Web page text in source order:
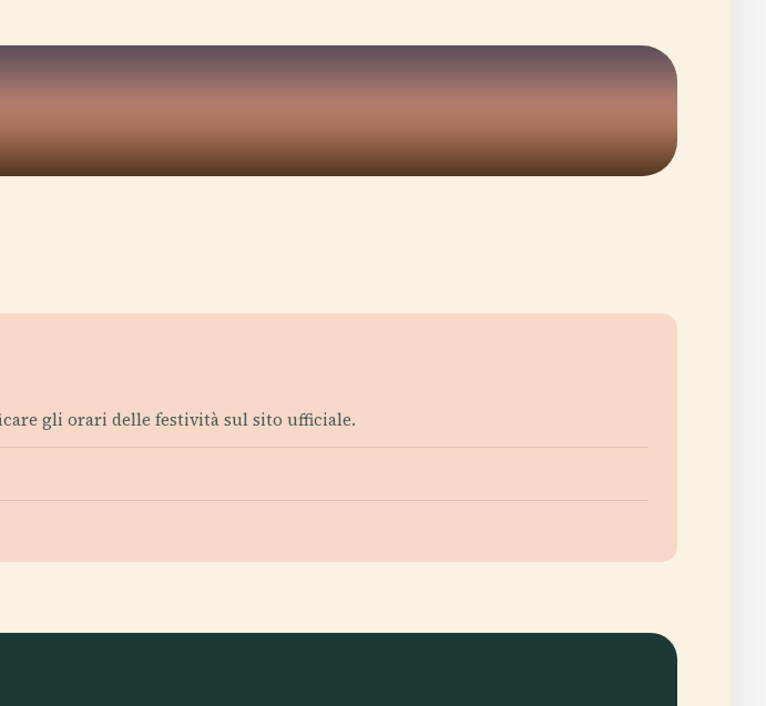
gli orari delle festività sul sito ufficiale.